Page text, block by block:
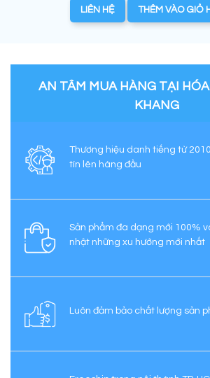
LIÊN HỆ THÊM VÀO GIỎ
AN TÂM MUA HÀNG TẠI
KHANG
Thương hiệu danh tiếng từ
tín lên hàng đầu
Sản phẩm đa dạng mới 100%
nhật những xu hướng mới nhất
Luôn đảm bảo chất lượng sản